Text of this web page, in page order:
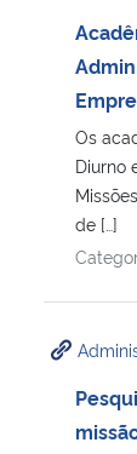
Os
Diurno
de […]